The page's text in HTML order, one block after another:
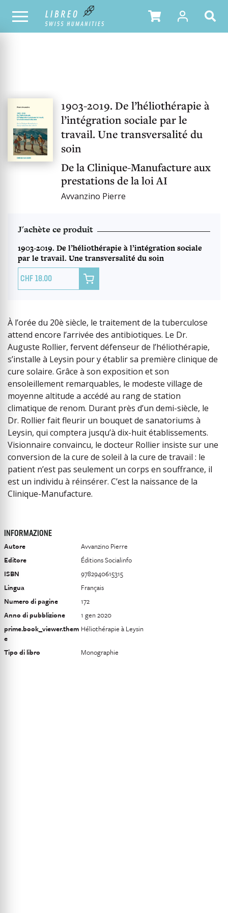
OUR CATALOGUE
1903-2019. De l’héliothérapie à
l’intégration sociale par le
travail. Une transversalité du
soin
De la Clinique-Manufacture aux
prestations de la loi AI
Avvanzino Pierre
J'achète ce produit
1903-2019. De l’héliothérapie à l’intégration sociale
par le travail. Une transversalité du soin
18.00 
À l’orée du 20è siècle, le traitement de la tuberculose
attend encore l’arrivée des antibiotiques. Le Dr.
Auguste Rollier, fervent défenseur de l’héliothérapie,
s’installe à Leysin pour y établir sa première clinique de
cure solaire. Grâce à son exposition et son
ensoleillement remarquables, le modeste village de
moyenne altitude a accédé au rang de station
climatique de renom. Durant près d’un demi-siècle, le
Dr. Rollier fait fleurir un bouquet de sanatoriums à
Leysin, qui comptera jusqu’à dix-huit établissements.
Visionnaire convaincu, le docteur Rollier insiste sur une
conversion de la cure de soleil à la cure de travail : le
patient n’est pas seulement un corps en souffrance, il
est un individu à réinsérer. C’est la naissance de la
Clinique-Manufacture.
INFORMAZIONE
Autore
Avvanzino Pierre
Editore
Éditions Socialinfo
ISBN
9782940615315
Lingua
Français
Numero di pagine
172
Anno di pubblizione
1 gen 2020
prime.book_viewer.them
e
Héliothérapie à Leysin
Tipo di libro Monographie